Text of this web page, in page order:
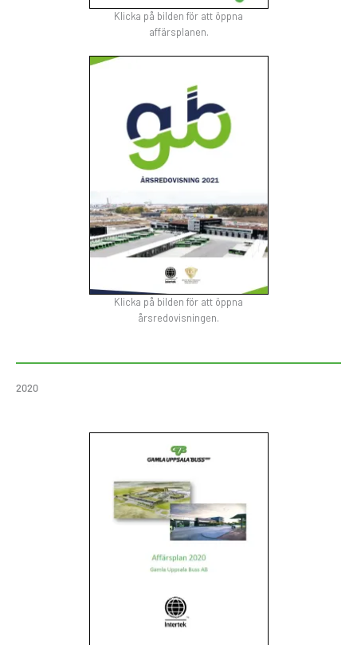
Klicka på bilden för att öppna
affärsplanen.
Klicka på bilden för att öppna
årsredovisningen.
2020